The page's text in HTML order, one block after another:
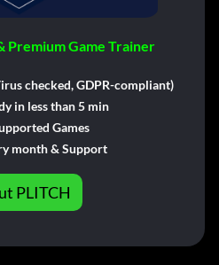
Premium Game Trainer
checked, GDPR-compliant)
in less than 5 min
Games
month & Support
PLITCH